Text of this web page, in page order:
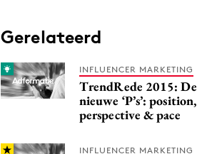
Gerelateerd
INFLUENCER MARKETING
TrendRede 2015: De
nieuwe ‘P’s’: position,
perspective & pace
INFLUENCER MARKETING